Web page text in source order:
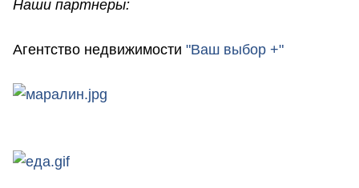
Наши партнеры:
Агентство недвижимости "Ваш выбор +"